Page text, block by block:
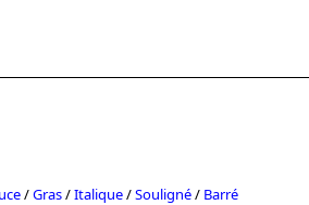
/Gras/Italique/Souligné/ Barré